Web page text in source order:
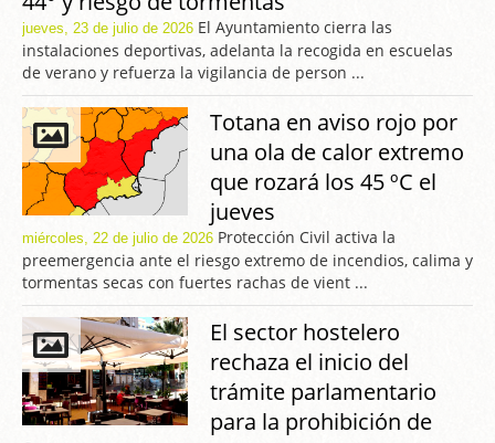
jueves, 23 de julio de 2026 El Ayuntamiento cierra las
instalaciones deportivas, adelanta la recogida en escuelas
de verano y refuerza la vigilancia de person ...
Totana en aviso rojo por
una ola de calor extremo
que rozará los 45 ºC el
jueves
miércoles, 22 de julio de 2026 Protección Civil activa la
preemergencia ante el riesgo extremo de incendios, calima y
tormentas secas con fuertes rachas de vient ...
El sector hostelero
rechaza el inicio del
trámite parlamentario
para la prohibición de